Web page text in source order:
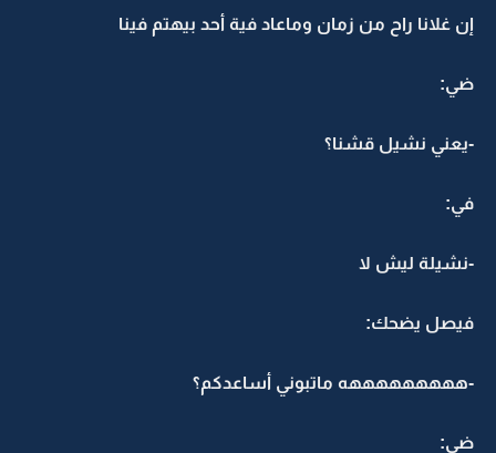
إن غلانا راح من زمان وماعاد فية أحد بيهتم فينا
ضي:
-يعني نشيل قشنا؟
في:
-نشيلة ليش لا
فيصل يضحك:
-هههههههههه ماتبوني أساعدكم؟
ضي: